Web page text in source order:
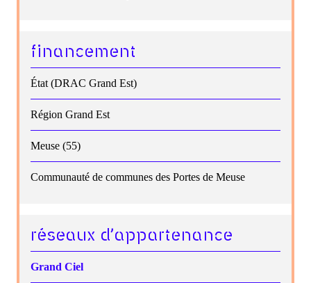
financement
État (DRAC Grand Est)
Région Grand Est
Meuse (55)
Communauté de communes des Portes de Meuse
réseaux d’appartenance
Grand Ciel